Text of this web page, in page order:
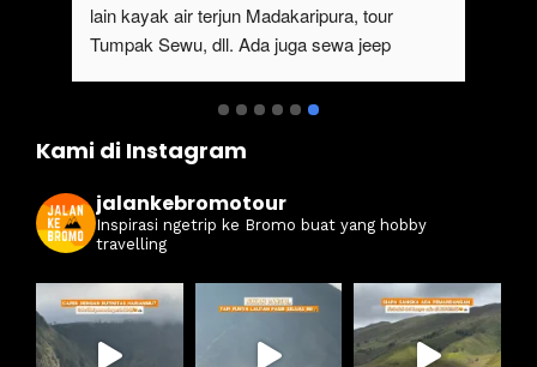
lain kayak air terjun Madakaripura, tour
Tumpak Sewu, dll. Ada juga sewa jeep
Kami di Instagram
jalankebromotour
Inspirasi ngetrip ke Bromo buat yang hobby
travelling